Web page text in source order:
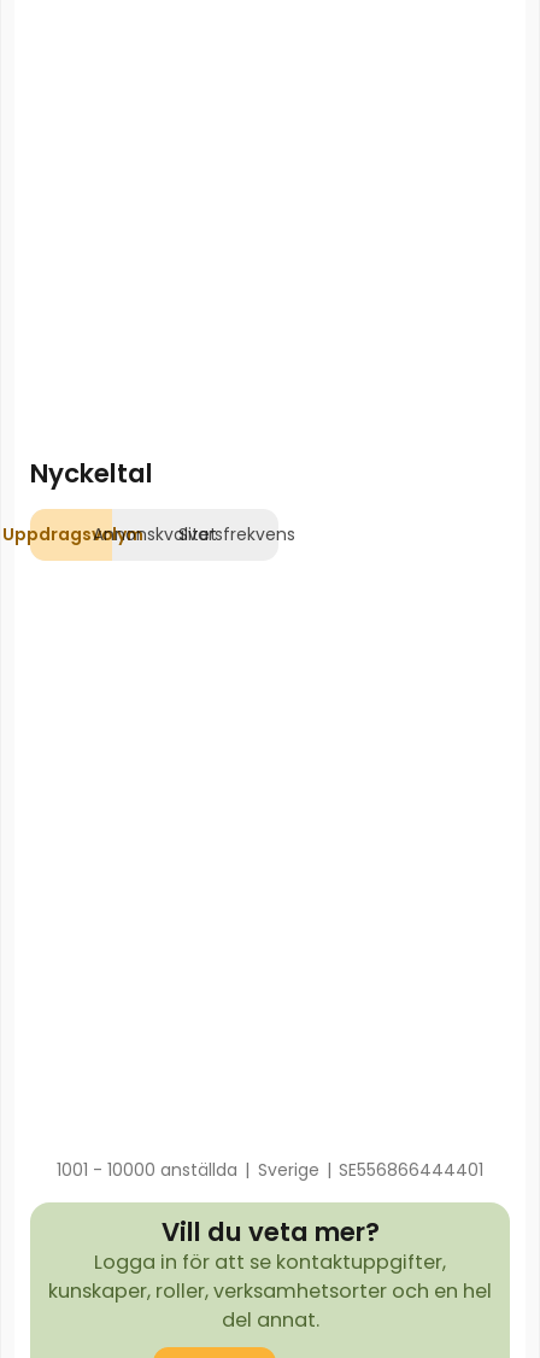
Nyckeltal
UppdragsvolymAnnonskvalitetSvarsfrekvens
1001 - 10000 anställda | Sverige | SE556866444401
Vill du veta mer?
Logga in för att se kontaktuppgifter,
kunskaper, roller, verksamhetsorter och en hel
del annat.